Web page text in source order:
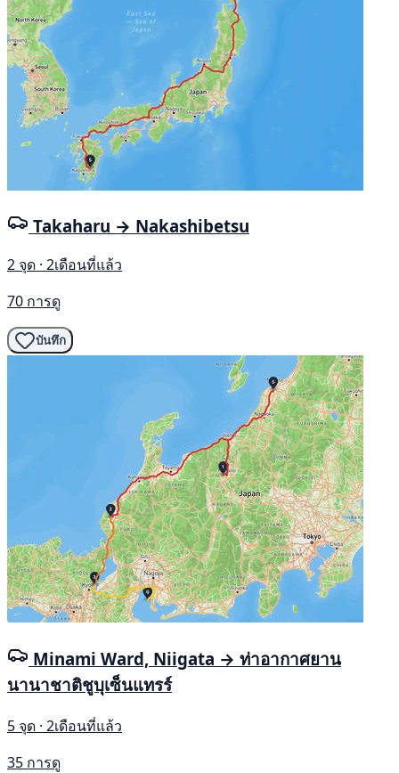
Takaharu → Nakashibetsu
2 จุด · 2เดือนที่แล้ว
70 การดู
บันทึก
Minami Ward, Niigata → ท่าอากาศยาน
นานาชาติชูบุเซ็นแทรร์
5 จุด · 2เดือนที่แล้ว
35 การดู